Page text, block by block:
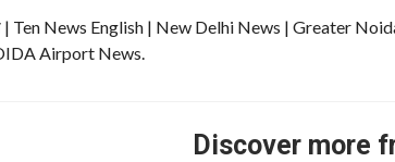
| Ten News English | New Delhi News | Greater
Airport News.
Discover more